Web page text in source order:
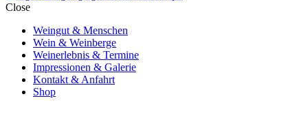
Close
Weingut & Menschen
Wein & Weinberge
Weinerlebnis & Termine
Impressionen & Galerie
Kontakt & Anfahrt
Shop